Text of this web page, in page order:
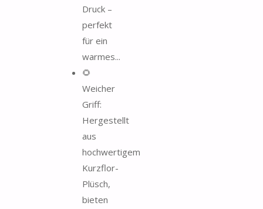
Druck –
perfekt
für ein
warmes...
🌻
Weicher
Griff:
Hergestellt
aus
hochwertigem
Kurzflor-
Plüsch,
bieten